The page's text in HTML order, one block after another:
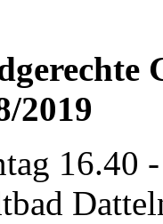
2019
16.40